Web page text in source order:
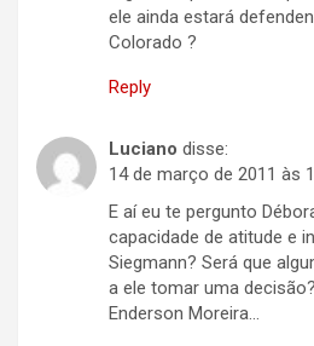
ele ainda estará
Colorado ?
Reply
Luciano disse:
14 de março de 2011 às
E aí eu te pergunto
capacidade de atitude e
Siegmann? Será que
a ele tomar uma
Enderson Moreira…